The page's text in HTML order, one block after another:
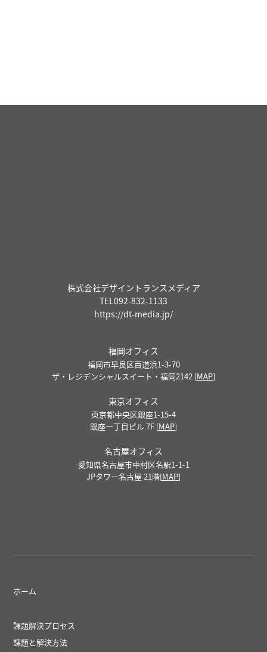
株式会社デザイントランスメディア
TEL092-832-1133
https://dt-media.jp/
福岡オフィス
福岡市早良区百道浜1-3-70
ザ・レジデンシャルスイート・福岡2142 [MAP]
東京オフィス
東京都中央区銀座1-15-4
銀座一丁目ビル 7F [MAP]
名古屋オフィス
愛知県名古屋市中村区名駅1-1-1
JPタワー名古屋 21階[MAP]
ホーム
課題解決プロセス
課題と解決方法